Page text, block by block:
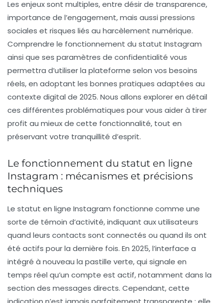
Les enjeux sont multiples, entre désir de transparence,
importance de l’engagement, mais aussi pressions
sociales et risques liés au harcèlement numérique.
Comprendre le fonctionnement du statut Instagram
ainsi que ses paramètres de confidentialité vous
permettra d’utiliser la plateforme selon vos besoins
réels, en adoptant les bonnes pratiques adaptées au
contexte digital de 2025. Nous allons explorer en détail
ces différentes problématiques pour vous aider à tirer
profit au mieux de cette fonctionnalité, tout en
préservant votre tranquillité d’esprit.
Le fonctionnement du statut en ligne
Instagram : mécanismes et précisions
techniques
Le statut en ligne Instagram fonctionne comme une
sorte de témoin d’activité, indiquant aux utilisateurs
quand leurs contacts sont connectés ou quand ils ont
été actifs pour la dernière fois. En 2025, l’interface a
intégré à nouveau la pastille verte, qui signale en
temps réel qu’un compte est actif, notamment dans la
section des messages directs. Cependant, cette